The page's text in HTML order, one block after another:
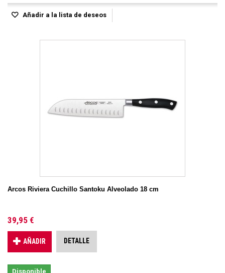
Añadir a la lista de deseos
Arcos Riviera Cuchillo Santoku Alveolado 18 cm
39,95 €
AÑADIR DETALLE
Disponible